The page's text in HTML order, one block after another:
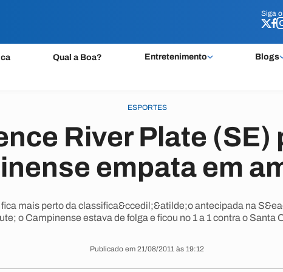
Siga o
Qual a Boa? Entretenimento Blogs
Siga o
ESPORTES
River Plate (SE)
empata em
fica mais perto da classifica&ccedil;&atilde;o antecipada na
o Campinense estava de folga e ficou no 1 a 1 contra o Santa
Publicado em 21/08/2011 às 19:12